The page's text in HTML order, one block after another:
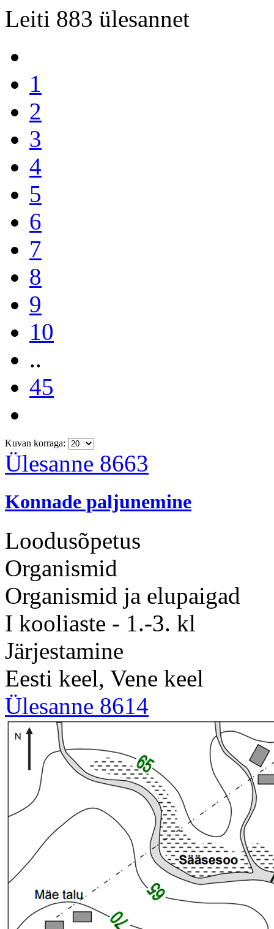
Leiti 883 ülesannet
1
2
3
4
5
6
7
8
9
10
..
45
Kuvan korraga:
Ülesanne 8663
Konnade paljunemine
Loodusõpetus
Organismid
Organismid ja elupaigad
I kooliaste - 1.-3. kl
Järjestamine
Eesti keel, Vene keel
Ülesanne 8614